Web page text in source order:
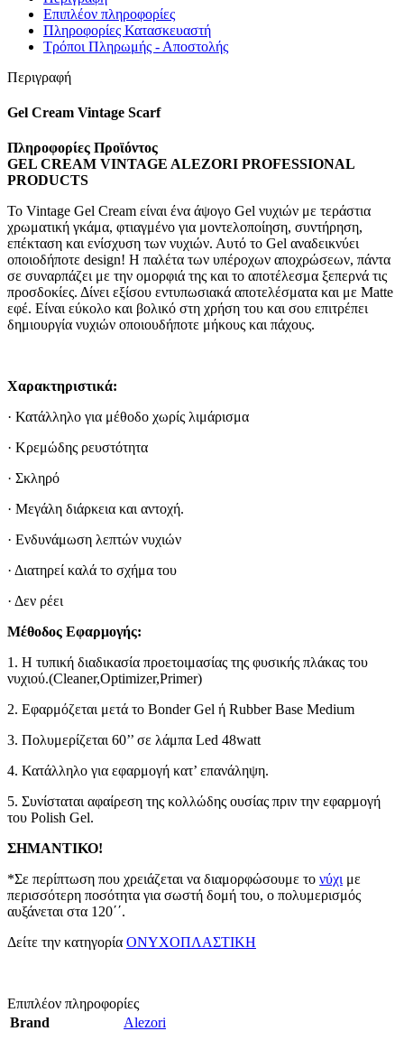
Επιπλέον πληροφορίες
Πληροφορίες Κατασκευαστή
Τρόποι Πληρωμής - Αποστολής
Περιγραφή
Gel Cream Vintage Scarf
Πληροφορίες Προϊόντος
GEL CREAM VINTAGE ALEZORI PROFESSIONAL
PRODUCTS
Το Vintage Gel Cream είναι ένα άψογο Gel νυχιών με τεράστια
χρωματική γκάμα, φτιαγμένο για μοντελοποίηση, συντήρηση,
επέκταση και ενίσχυση των νυχιών. Αυτό το Gel αναδεικνύει
οποιοδήποτε design! Η παλέτα των υπέροχων αποχρώσεων, πάντα
σε συναρπάζει με την ομορφιά της και το αποτέλεσμα ξεπερνά τις
προσδοκίες. Δίνει εξίσου εντυπωσιακά αποτελέσματα και με Matte
εφέ. Είναι εύκολο και βολικό στη χρήση του και σου επιτρέπει
δημιουργία νυχιών οποιουδήποτε μήκους και πάχους.
Χαρακτηριστικά:
· Κατάλληλο για μέθοδο χωρίς λιμάρισμα
· Κρεμώδης ρευστότητα
· Σκληρό
· Μεγάλη διάρκεια και αντοχή.
· Ενδυνάμωση λεπτών νυχιών
· Διατηρεί καλά το σχήμα του
· Δεν ρέει
Μέθοδος Εφαρμογής:
1. Η τυπική διαδικασία προετοιμασίας της φυσικής πλάκας του
νυχιού.(Cleaner,Optimizer,Primer)
2. Εφαρμόζεται μετά το Bonder Gel ή Rubber Base Medium
3. Πολυμερίζεται 60’’ σε λάμπα Led 48watt
4. Κατάλληλο για εφαρμογή κατ’ επανάληψη.
5. Συνίσταται αφαίρεση της κολλώδης ουσίας πριν την εφαρμογή
του Polish Gel.
ΣΗΜΑΝΤΙΚΟ!
*Σε περίπτωση που χρειάζεται να διαμορφώσουμε το νύχι με
περισσότερη ποσότητα για σωστή δομή του, ο πολυμερισμός
αυξάνεται στα 120΄΄.
Δείτε την κατηγορία ΟΝΥΧΟΠΛΑΣΤΙΚΗ
Επιπλέον πληροφορίες
Brand
Alezori